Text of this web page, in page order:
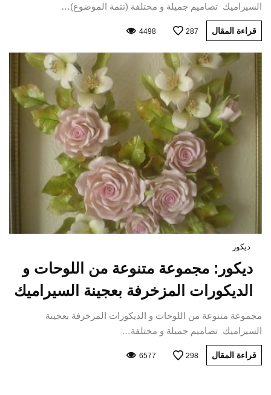
السيراميك تصاميم جميلة و مختلفة (تتمة الموضوع)…
قراءة المقال 287
4498
ديكور
ديكور: مجموعة متنوعة من اللوحات و
الديكورات المزخرفة بعجينة السيراميك
مجموعة متنوعة من اللوحات و الديكورات المزخرفة بعجينة
السيراميك تصاميم جميلة و مختلفة…
قراءة المقال 298
6577